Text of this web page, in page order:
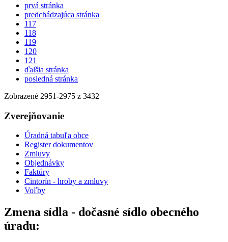
prvá stránka
predchádzajúca stránka
117
118
119
120
121
ďalšia stránka
posledná stránka
Zobrazené 2951-2975 z 3432
Zverejňovanie
Úradná tabuľa obce
Register dokumentov
Zmluvy
Objednávky
Faktúry
Cintorín - hroby a zmluvy
Voľby
Zmena sídla - dočasné sídlo obecného
úradu: